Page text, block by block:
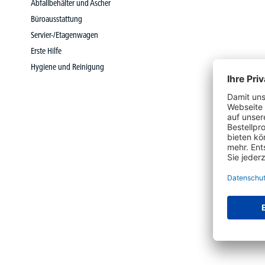
Abfallbehälter und Ascher
Büroausstattung
Servier-/Etagenwagen
Erste Hilfe
Hygiene und Reinigung